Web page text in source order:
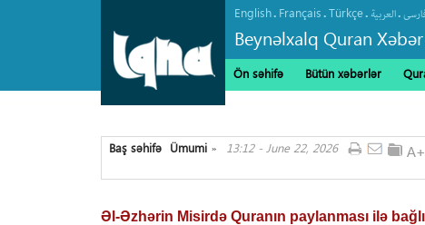
English. Français.Türkçe. العربیة.
Beynəlxalq Quran
Ön səhifə Bütün xəbərlər
Baş səhifə »
Ümumi 13:12 - June 22, 2026
Əl-Əzhərin Misirdə Quranın paylanması ilə